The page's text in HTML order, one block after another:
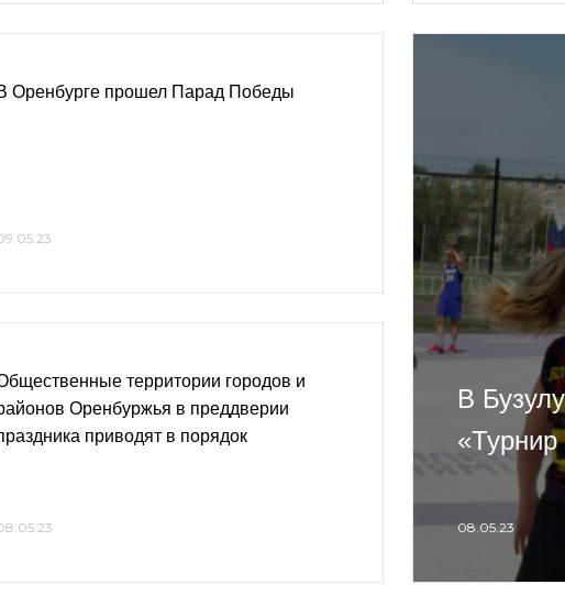
Оренбурге прошел Парад Победы
территории городов и
Оренбуржья в преддверии
приводят в порядок
В
08.05.23